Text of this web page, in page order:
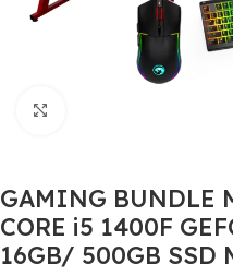
GAMING BUNDLE
CORE i5 1400F
16GB/ 500GB SSD